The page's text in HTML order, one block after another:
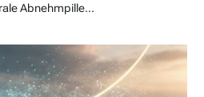
Abnehmpille...